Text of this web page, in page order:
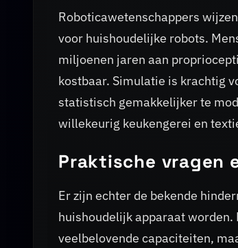
Roboticawetenschappers
voor huishoudelijke robots.
miljoenen jaren aan
kostbaar. Simulatie is krachtig
statistisch gemakkelijker te
willekeurig keukengerei en
Praktische vragen
Er zijn echter de bekende
huishoudelijk apparaat
veelbelovende capaciteiten,